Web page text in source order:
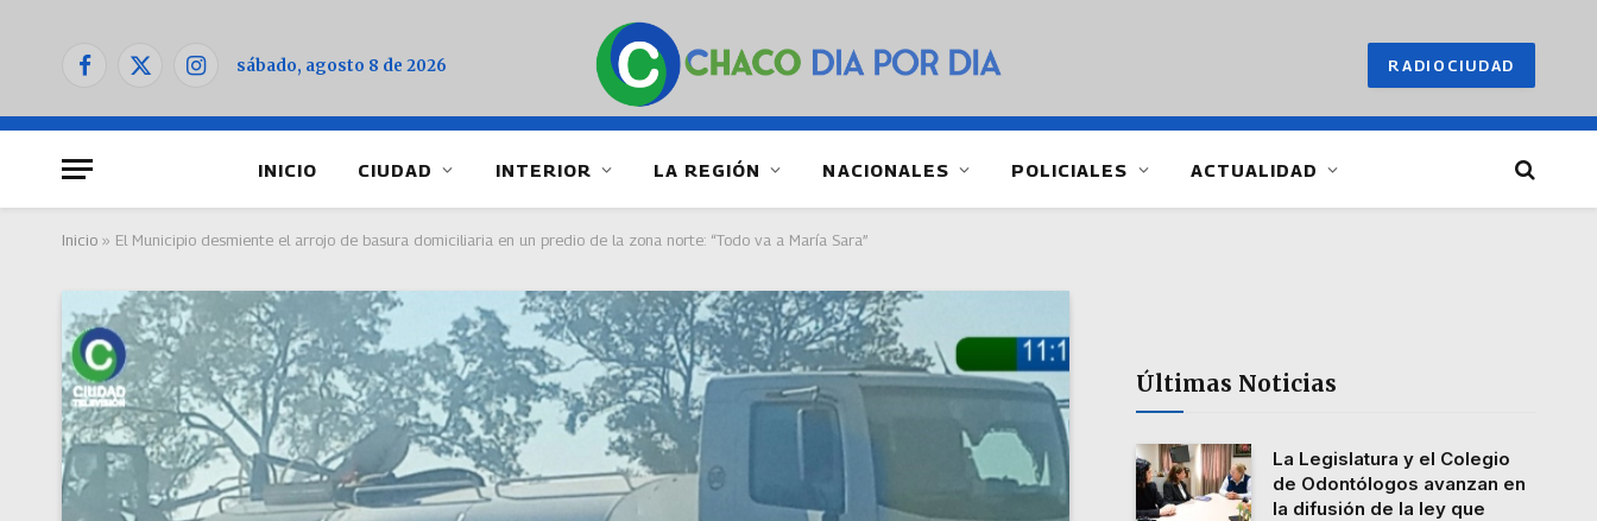
Facebook
X
Instagramsábado, agosto 8 de 2026 RADIOCIUDAD
INICIO CIUDAD INTERIOR LA REGIÓN NACIONALES POLICIALES ACTUALIDAD
Inicio » El Municipio desmiente el arrojo de basura domiciliaria en un predio de la zona norte: “Todo va a María Sara”
Últimas Noticias
La Legislatura y el Colegio
de Odontólogos avanzan en
la difusión de la ley que